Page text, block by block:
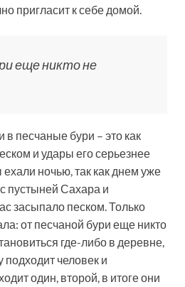
пригласит к себе домой.
еще никто не
песчаные бури – это как
и удары его серьезнее
ночью, так как днем уже
пустыней Сахара и
засыпало песком. Только
от песчаной бури еще никто
где-либо в деревне,
подходит человек и
один, второй, в итоге они